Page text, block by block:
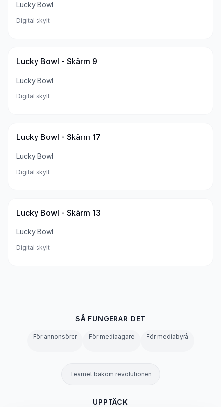
Lucky Bowl
Digital skylt
Lucky Bowl - Skärm 9
Lucky Bowl
Digital skylt
Lucky Bowl - Skärm 17
Lucky Bowl
Digital skylt
Lucky Bowl - Skärm 13
Lucky Bowl
Digital skylt
SÅ FUNGERAR DET
För annonsörer För mediaägare För mediabyrå
Teamet bakom revolutionen
UPPTÄCK